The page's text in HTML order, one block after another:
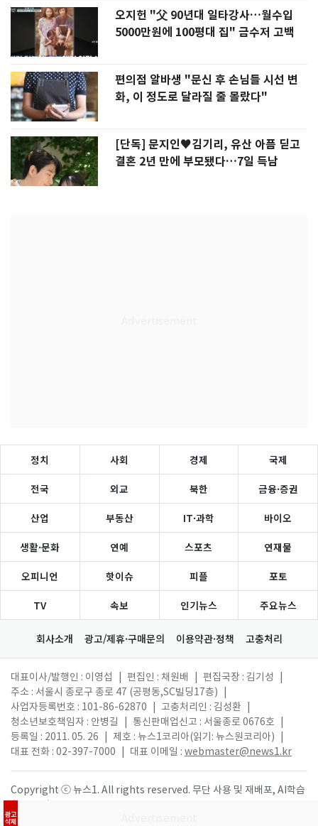
오지헌 "父 90년대 일타강사…월수입
5000만원에 100평대 집" 금수저 고백
편의점 알바생 "문신 후 손님들 시선 변
화, 이 정도로 달라질 줄 몰랐다"
[단독] 문지인♥김기리, 유산 아픔 딛고
결혼 2년 만에 부모됐다…7일 득남
광고
삭제
정치 사회 경제 국제
전국 외교 북한 금융·증권
산업 부동산 IT·과학 바이오
생활·문화 연예 스포츠 연재물
오피니언 핫이슈 피플 포토
TV 속보 인기뉴스 주요뉴스
회사소개 광고/제휴·구매문의 이용약관·정책 고충처리
대표이사/발행인 : 이영섭 편집인 : 채원배 편집국장 : 김기성
주소 : 서울시 종로구 종로 47 (공평동,SC빌딩17층)
사업자등록번호 : 101-86-62870
고충처리인 : 김성환
청소년보호책임자 : 안병길
통신판매업신고 : 서울종로 0676호
등록일 : 2011. 05. 26
제호 : 뉴스1코리아(읽기: 뉴스원코리아)
대표 전화 : 02-397-7000
대표 이메일 : webmaster@news1.kr
Copyright ⓒ 뉴스1. All rights reserved. 무단 사용 및 재배포, AI학습